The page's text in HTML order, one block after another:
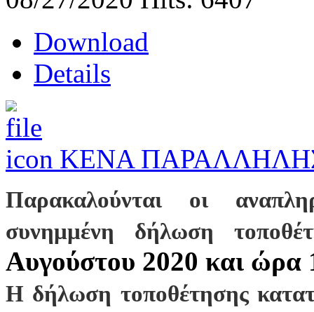
Download
Details
ΚΕΝΑ
Παρακαλούνται οι
συνημμένη δήλωση
Αυγούστου 2020 και ώρα
Η δήλωση τοποθέτησης